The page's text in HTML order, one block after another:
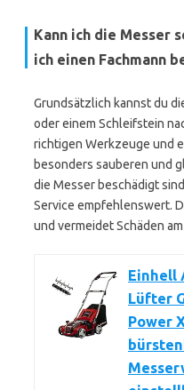
Kann ich die Messer
ich einen Fachmann
Grundsätzlich kannst du
oder einem Schleifstein
richtigen Werkzeuge und
besonders sauberen und
die Messer beschädigt
Service empfehlenswert.
und vermeidet Schäden
Einhell
Lüfter
Power